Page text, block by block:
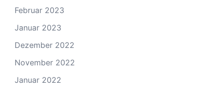
Februar 2023
Januar 2023
Dezember 2022
November 2022
Januar 2022